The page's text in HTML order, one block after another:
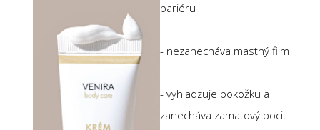
bariéru
- nezanecháva mastný film
- vyhladzuje pokožku a
zanecháva zamatový pocit